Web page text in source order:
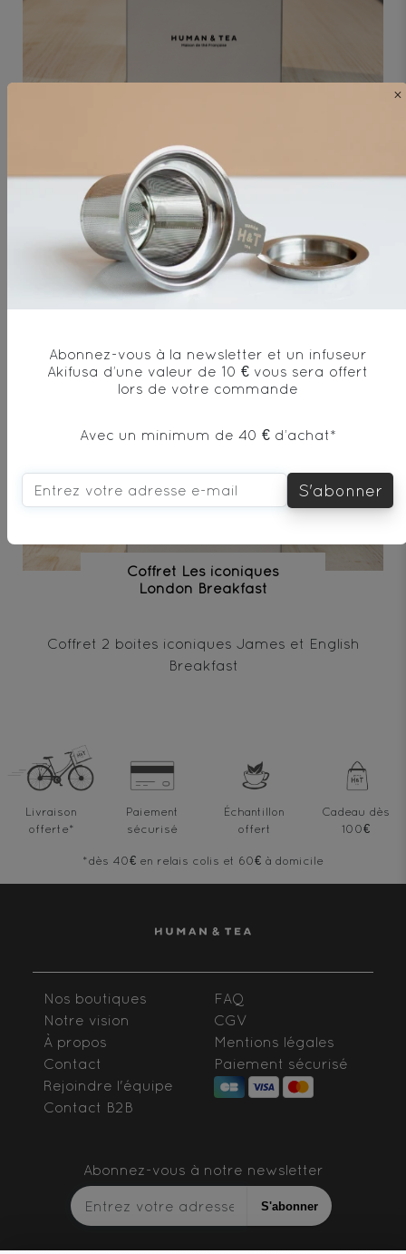
Coffret 2 boites iconiques James et Hansel
Coffret Les iconiques
London Breakfast
Coffret 2 boites iconiques James et English
Breakfast
×
Abonnez-vous à la newsletter et un infuseur
Akifusa d’une valeur de 10 € vous sera offert
lors de votre commande
Avec un minimum de 40 € d’achat*
S'abonner
Livraison
offerte*
Paiement
sécurisé
Échantillon
offert
Cadeau dès
100€
*dès 40€ en relais colis et 60€ à domicile
Nos boutiques
Notre vision
À propos
Contact
Rejoindre l'équipe
Contact B2B
FAQ
CGV
Mentions légales
Paiement sécurisé
Abonnez-vous à notre newsletter
S'abonner